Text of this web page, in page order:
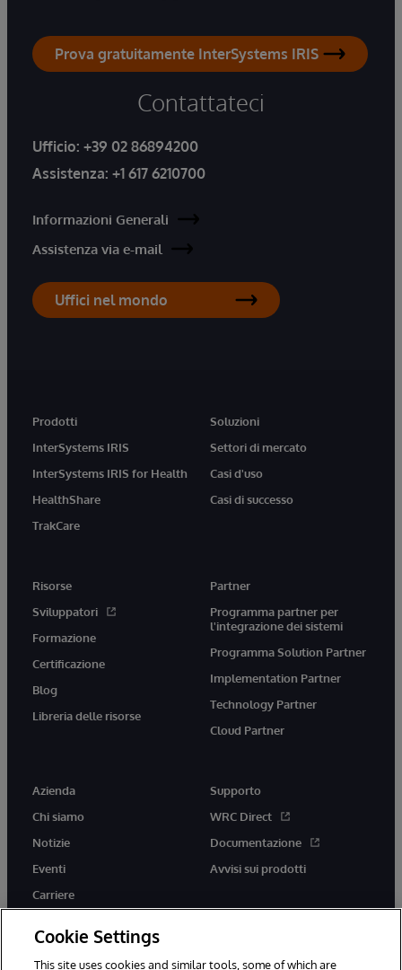
Prova gratuitamente InterSystems IRIS
Contattateci
Ufficio: +39 02 86894200
Assistenza: +1 617 6210700
Informazioni Generali
Assistenza via e-mail
Uffici nel mondo
Prodotti
InterSystems IRIS
InterSystems IRIS for Health
HealthShare
TrakCare
Soluzioni
Settori di mercato
Casi d'uso
Casi di successo
Risorse
Sviluppatori
Formazione
Certificazione
Blog
Libreria delle risorse
Partner
Programma partner per
l'integrazione dei sistemi
Programma Solution Partner
Implementation Partner
Technology Partner
Cloud Partner
Azienda
Chi siamo
Notizie
Eventi
Carriere
Supporto
WRC Direct
Documentazione
Avvisi sui prodotti
Cookie Settings
This site uses cookies and similar tools, some of which are